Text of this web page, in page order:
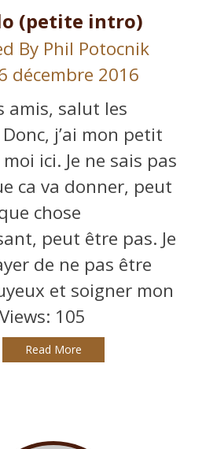
(petite intro)
By Phil Potocnik
décembre 2016
amis, salut les
j’ai mon petit
ici. Je ne sais pas
ca va donner, peut
chose
peut être pas. Je
de ne pas être
et soigner mon
105
Read More